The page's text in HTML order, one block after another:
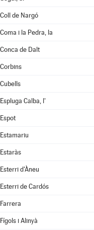
Coll de Nargó
Coma i la Pedra, la
Conca de Dalt
Corbins
Cubells
Espluga Calba, l'
Espot
Estamariu
Estaràs
Esterri d'Àneu
Esterri de Cardós
Farrera
Fígols i Alinyà